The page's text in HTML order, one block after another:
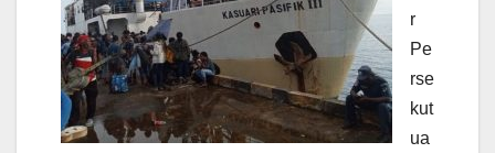
r
Pe
rse
kut
ua